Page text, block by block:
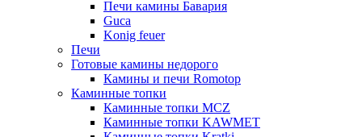
Печи камины Бавария
Guca
Konig feuer
Печи
Готовые камины недорого
Камины и печи Romotop
Каминные топки
Каминные топки MCZ
Каминные топки KAWMET